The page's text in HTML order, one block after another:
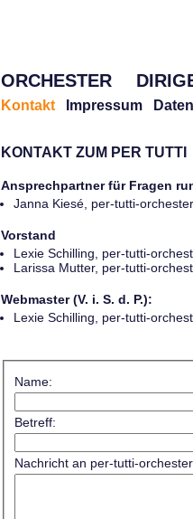
ORCHESTER
Kontakt Impressum
KONTAKT ZUM PER TUTTI
Ansprechpartner für Fragen
Janna Kiesé, per-tutti-
Vorstand
Lexie Schilling, per-tutti-
Larissa Mutter, per-tutti-
Webmaster (V. i. S. d. P.):
Lexie Schilling, per-tutti-
Name:
Betreff:
Nachricht an per-tutti-